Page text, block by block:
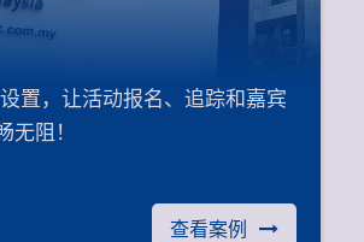
置，让活动报名、追踪和嘉宾
无阻！
查看案例